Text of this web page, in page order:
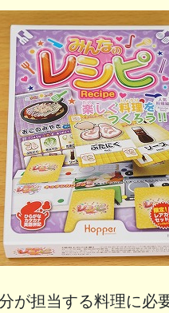
が担当する料理に